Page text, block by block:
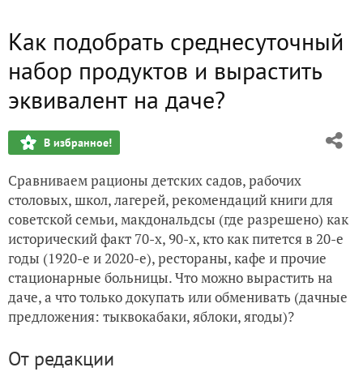
Как подобрать среднесуточный
набор продуктов и вырастить
эквивалент на даче?
В избранное!
Сравниваем рационы детских садов, рабочих
столовых, школ, лагерей, рекомендаций книги для
советской семьи, макдональдсы (где разрешено) как
исторический факт 70-х, 90-х, кто как питется в 20-е
годы (1920-е и 2020-е), рестораны, кафе и прочие
стационарные больницы. Что можно вырастить на
даче, а что только докупать или обменивать (дачные
предложения: тыквокабаки, яблоки, ягоды)?
От редакции